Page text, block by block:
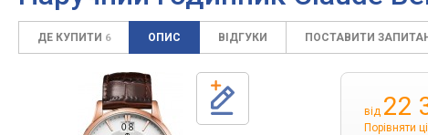
ДЕ КУПИТИ 6 ОПИС ВІДГУКИ ПОСТАВИТИ
від 22
Порівняти